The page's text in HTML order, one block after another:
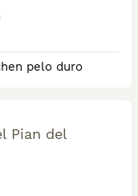
pelo duro
Pian del